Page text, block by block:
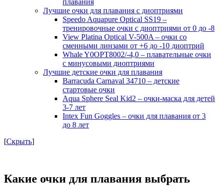
Лучшие очки для плавания с диоптриями
Speedo Aquapure Optical SS19 –
тренировочные очки с диоптриями от 0 до -8
View Platina Optical V-500A – очки со
сменными линзами от +6 до -10 диоптрий
Whale Y0OPT8002/-4,0 – плавательные очки
с минусовыми диоптриями
Лучшие детские очки для плавания
Barracuda Carnaval 34710 – детские
стартовые очки
Aqua Sphere Seal Kid2 – очки-маска для детей
3-7 лет
Intex Fun Goggles – очки для плавания от 3
до 8 лет
[Скрыть]
Какие очки для плавания выбрать